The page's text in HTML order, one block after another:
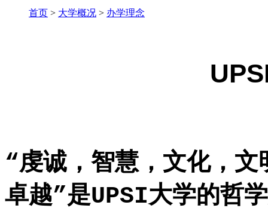
首页 > 大学概况 > 办学理念
“虔诚，智慧，文化，
卓越”是UPSI大学的哲